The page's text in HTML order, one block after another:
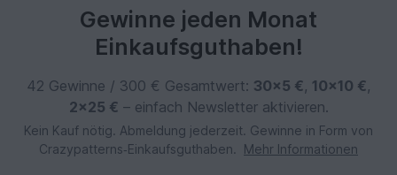
Gewinne jeden Monat
Einkaufsguthaben!
42 Gewinne / 300 € Gesamtwert: 30×5 €, 10×10 €,
2×25 € – einfach Newsletter aktivieren.
Kein Kauf nötig. Abmeldung jederzeit. Gewinne in Form von
Crazypatterns‑Einkaufsguthaben.
Mehr Informationen